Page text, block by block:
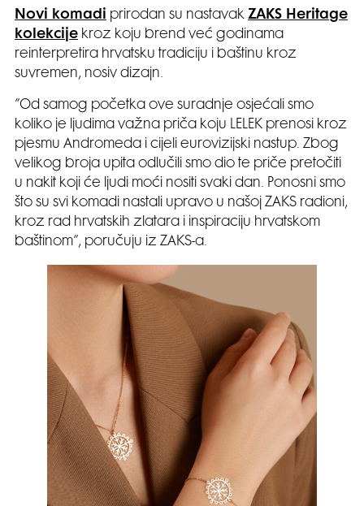
Novi komadi prirodan su nastavak ZAKS Heritage
kolekcije kroz koju brend već godinama
reinterpretira hrvatsku tradiciju i baštinu kroz
suvremen, nosiv dizajn.
”Od samog početka ove suradnje osjećali smo
koliko je ljudima važna priča koju LELEK prenosi kroz
pjesmu Andromeda i cijeli eurovizijski nastup. Zbog
velikog broja upita odlučili smo dio te priče pretočiti
u nakit koji će ljudi moći nositi svaki dan. Ponosni smo
što su svi komadi nastali upravo u našoj ZAKS radioni,
kroz rad hrvatskih zlatara i inspiraciju hrvatskom
baštinom”, poručuju iz ZAKS-a.